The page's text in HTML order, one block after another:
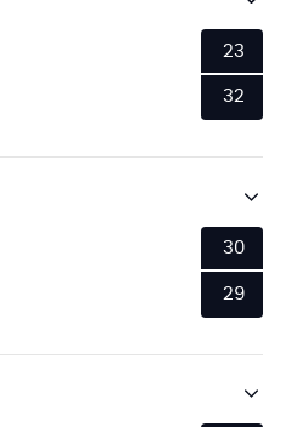
23
32
30
29